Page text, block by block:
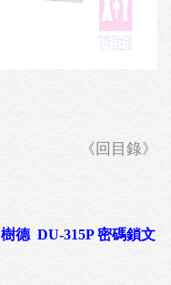
《回目錄》
樹德 DU-315P 密碼鎖文